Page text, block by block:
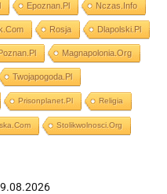
Epoznan.pl Nczas.info
Rosja Dlapolski.pl
Magnapolonia.org
Twojapogoda.pl
Prisonplanet.pl Religia
Stolikwolnosci.org